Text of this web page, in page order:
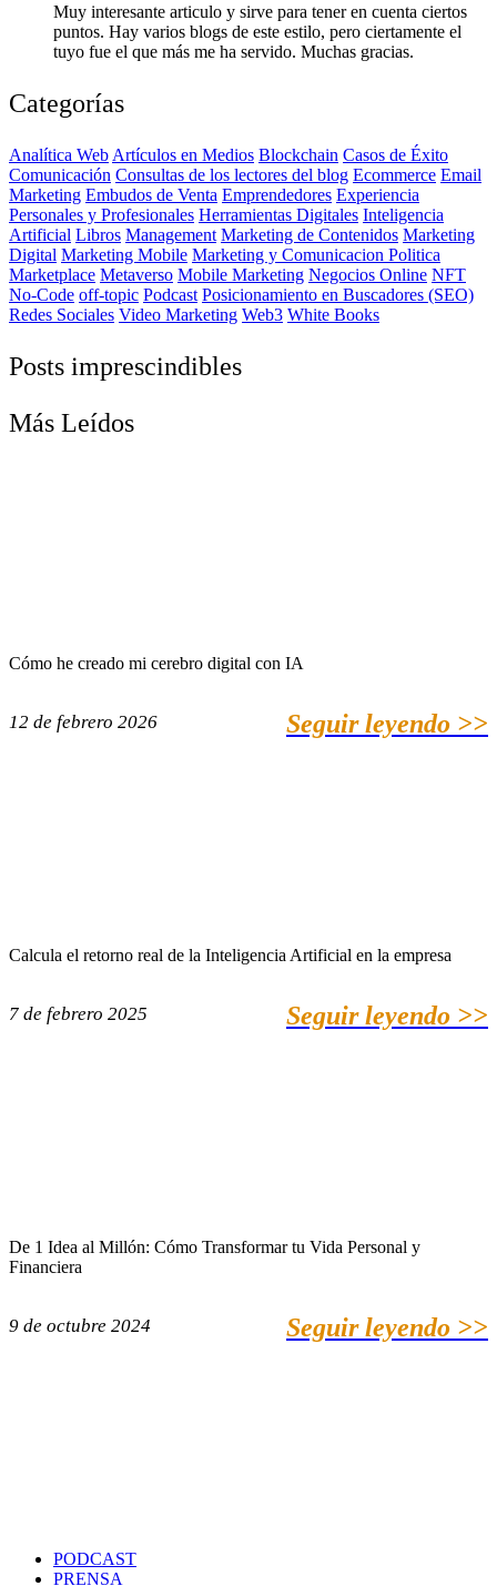
Muy interesante articulo y sirve para tener en cuenta ciertos
puntos. Hay varios blogs de este estilo, pero ciertamente el
tuyo fue el que más me ha servido. Muchas gracias.
Categorías
Analítica Web Artículos en Medios Blockchain Casos de Éxito
Comunicación Consultas de los lectores del blog Ecommerce Email
Marketing Embudos de Venta Emprendedores Experiencia
Personales y Profesionales Herramientas Digitales Inteligencia
Artificial Libros Management Marketing de Contenidos Marketing
Digital Marketing Mobile Marketing y Comunicacion Politica
Marketplace Metaverso Mobile Marketing Negocios Online NFT
No-Code off-topic Podcast Posicionamiento en Buscadores (SEO)
Redes Sociales Video Marketing Web3 White Books
Posts imprescindibles
Más Leídos
Cómo he creado mi cerebro digital con IA
12 de febrero 2026 Seguir leyendo >>
Calcula el retorno real de la Inteligencia Artificial en la empresa
7 de febrero 2025 Seguir leyendo >>
De 1 Idea al Millón: Cómo Transformar tu Vida Personal y
Financiera
9 de octubre 2024 Seguir leyendo >>
PODCAST
PRENSA